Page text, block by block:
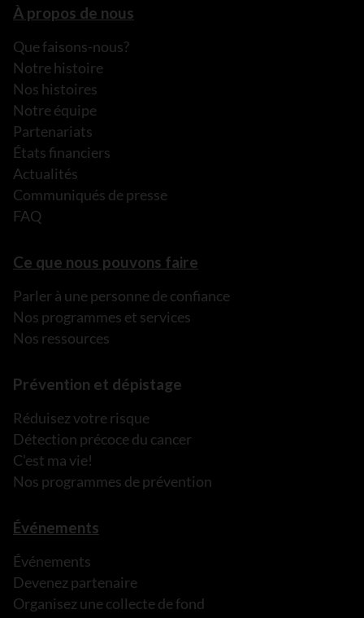
À propos de nous
Que faisons-nous?
Notre histoire
Nos histoires
Notre équipe
Partenariats
États financiers
Actualités
Communiqués de presse
FAQ
Ce que nous pouvons faire
Parler à une personne de confiance
Nos programmes et services
Nos ressources
Prévention et dépistage
Réduisez votre risque
Détection précoce du cancer
C’est ma vie!
Nos programmes de prévention
Événements
Événements
Devenez partenaire
Organisez une collecte de fond